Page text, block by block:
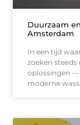
Duurzaam
Amsterdam
In een tijd
zoeken
oplossingen —
moderne